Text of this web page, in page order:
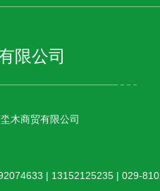
限公司
木商贸有限公司
| 13152125235 | 029-